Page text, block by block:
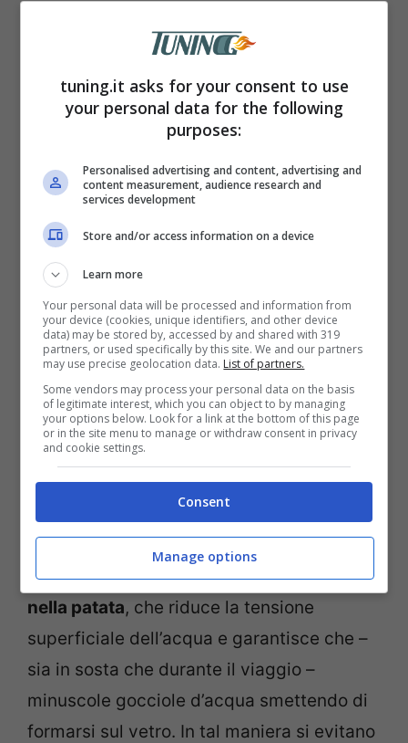
Cosa si ottiene? Uno strato protettivo
immaginario di patate. In questo modo, nel
momento in cui gocce di pioggia o fiocchi
di neve cadono sullo strato,
interferirà particolarmente sul
parabrezza.
Patata auto, ecco il trucco utilissimo in inverno (tuning.it –
Canva)
Ciò è possibilegrazie all’amido contenuto
nella patata, che riduce la tensione
superficiale dell’acqua e garantisce che –
sia in sosta che durante il viaggio –
minuscole gocciole d’acqua smettendo di
formarsi sul vetro. In tal maniera si evitano
tuning.it asks for your consent to use
your personal data for the following
purposes:
Personalised advertising and content, advertising and
content measurement, audience research and
services development
Store and/or access information on a device
Learn more
Your personal data will be processed and information from
your device (cookies, unique identifiers, and other device
data) may be stored by, accessed by and shared with 319
partners, or used specifically by this site. We and our partners
may use precise geolocation data. List of partners.
Some vendors may process your personal data on the basis
of legitimate interest, which you can object to by managing
your options below. Look for a link at the bottom of this page
or in the site menu to manage or withdraw consent in privacy
and cookie settings.
Consent
Manage options